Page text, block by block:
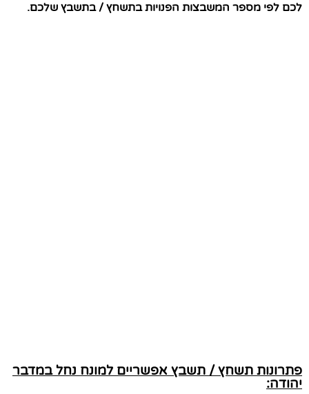
לכם לפי מספר המשבצות הפנויות בתשחץ / בתשבץ שלכם.
פתרונות תשחץ / תשבץ אפשריים למונח נחל במדבר
יהודה: